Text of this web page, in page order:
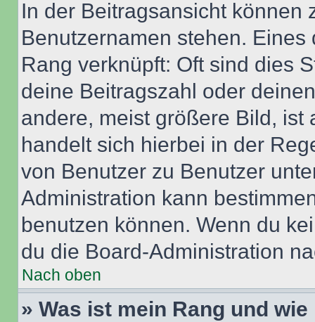
In der Beitragsansicht können
Benutzernamen stehen.
Rang verknüpft: Oft sind dies
deine Beitragszahl oder
andere, meist größere Bild, ist
handelt sich hierbei in der
von Benutzer zu Benutzer
Administration kann
benutzen können. Wenn du
du die Board-Administration
Nach oben
» Was ist mein Rang und